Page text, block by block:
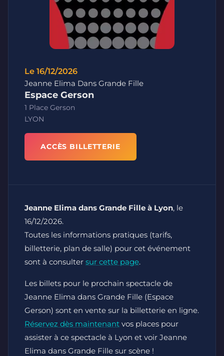
Le 16/12/2026
Jeanne Elima Dans Grande Fille
Espace Gerson
1 Place Gerson
LYON
ACCÈS BILLETTERIE
Jeanne Elima dans Grande Fille à Lyon, le
16/12/2026.
Toutes les informations pratiques (tarifs,
billetterie, plan de salle) pour cet événement
sont à consulter sur cette page.
Les billets pour le prochain spectacle de
Jeanne Elima dans Grande Fille (Espace
Gerson) sont en vente sur la billetterie en ligne.
Réservez dès maintenant vos places pour
assister à ce spectacle à Lyon et voir Jeanne
Elima dans Grande Fille sur scène !